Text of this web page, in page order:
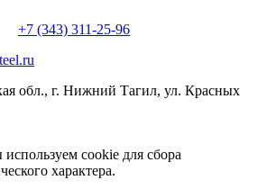
+7 (343) 311-25-96
обл., г. Нижний Тагил, ул. Красных
cookie для сбора
характера.